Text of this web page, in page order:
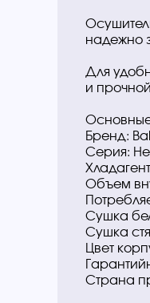
надежно
Для
и
Бренд:
Серия:
Объем
Сушка
Сушка
Цвет
Страна